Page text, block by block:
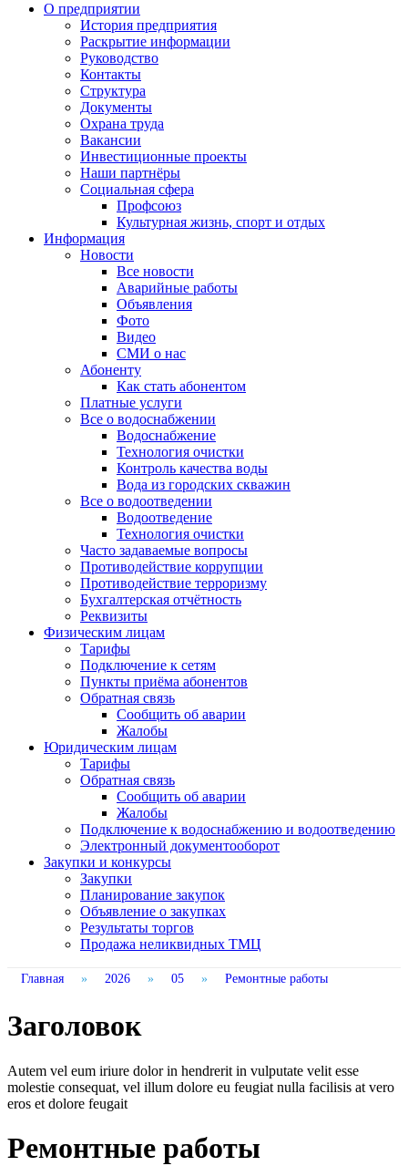
О предприятии
История предприятия
Раскрытие информации
Руководство
Контакты
Структура
Документы
Охрана труда
Вакансии
Инвестиционные проекты
Наши партнёры
Социальная сфера
Профсоюз
Культурная жизнь, спорт и отдых
Информация
Новости
Все новости
Аварийные работы
Объявления
Фото
Видео
СМИ о нас
Абоненту
Как стать абонентом
Платные услуги
Все о водоснабжении
Водоснабжение
Технология очистки
Контроль качества воды
Вода из городских скважин
Все о водоотведении
Водоотведение
Технология очистки
Часто задаваемые вопросы
Противодействие коррупции
Противодействие терроризму
Бухгалтерская отчётность
Реквизиты
Физическим лицам
Тарифы
Подключение к сетям
Пункты приёма абонентов
Обратная связь
Сообщить об аварии
Жалобы
Юридическим лицам
Тарифы
Обратная связь
Сообщить об аварии
Жалобы
Подключение к водоснабжению и водоотведению
Электронный документооборот
Закупки и конкурсы
Закупки
Планирование закупок
Объявление о закупках
Результаты торгов
Продажа неликвидных ТМЦ
Главная » 2026 » 05 » Ремонтные работы
Заголовок
Autem vel eum iriure dolor in hendrerit in vulputate velit esse
molestie consequat, vel illum dolore eu feugiat nulla facilisis at vero
eros et dolore feugait
Ремонтные работы